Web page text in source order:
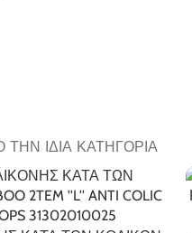
ΤΗΝ ΊΔΙΑ ΚΑΤΗΓΟΡΊΑ